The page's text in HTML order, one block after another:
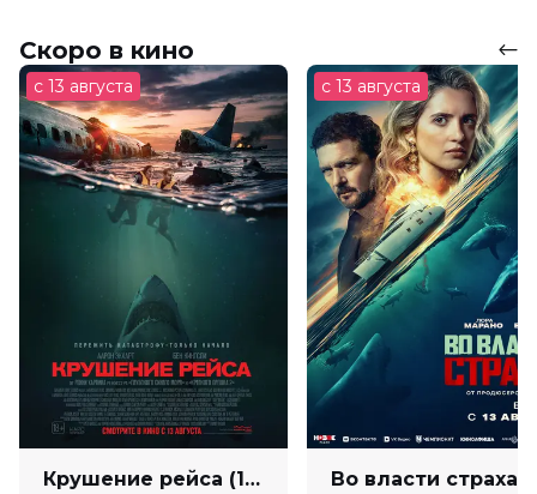
Скоро в кино
с 13 августа
Крушение рейса (18+)
с 13 августа